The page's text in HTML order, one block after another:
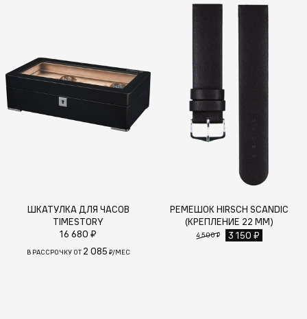
ШКАТУЛКА ДЛЯ ЧАСОВ
TIMESTORY
16 680 ₽
В РАССРОЧКУ ОТ 2 085 ₽/МЕС
РЕМЕШОК HIRSCH SCANDIC
(КРЕПЛЕНИЕ 22 ММ)
4 500 ₽ 3 150 ₽